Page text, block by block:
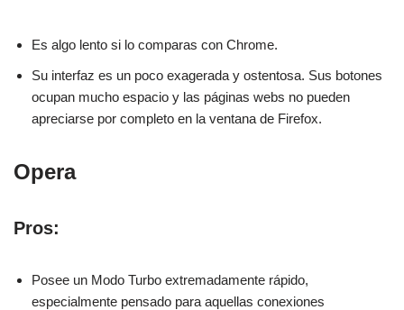
Es algo lento si lo comparas con Chrome.
Su interfaz es un poco exagerada y ostentosa. Sus botones
ocupan mucho espacio y las páginas webs no pueden
apreciarse por completo en la ventana de Firefox.
Opera
Pros:
Posee un Modo Turbo extremadamente rápido,
especialmente pensado para aquellas conexiones